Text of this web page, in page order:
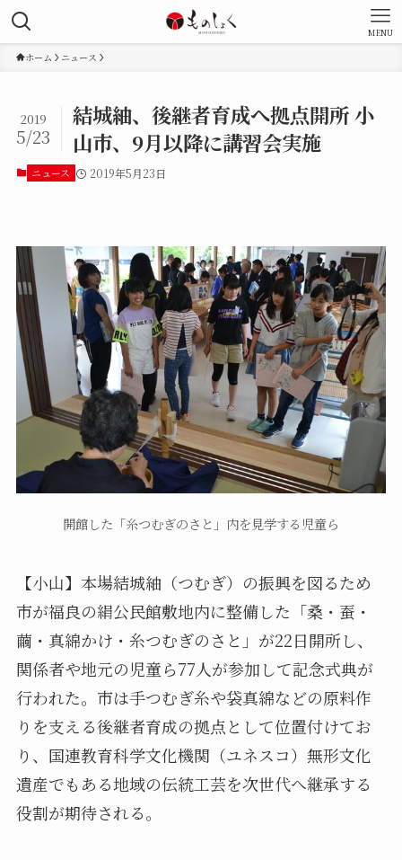
MENU
ホーム ニュース
結城紬、後継者育成へ拠点開所 小
山市、9月以降に講習会実施
2019
5/23
ニュース 2019年5月23日
開館した「糸つむぎのさと」内を見学する児童ら
【小山】本場結城紬（つむぎ）の振興を図るため
市が福良の絹公民館敷地内に整備した「桑・蚕・
繭・真綿かけ・糸つむぎのさと」が22日開所し、
関係者や地元の児童ら77人が参加して記念式典が
行われた。市は手つむぎ糸や袋真綿などの原料作
りを支える後継者育成の拠点として位置付けてお
り、国連教育科学文化機関（ユネスコ）無形文化
遺産でもある地域の伝統工芸を次世代へ継承する
役割が期待される。